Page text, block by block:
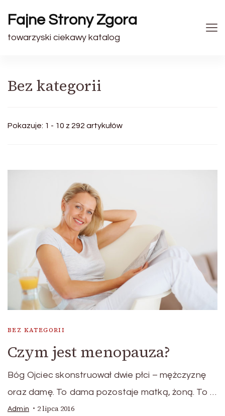
Fajne Strony Zgora
towarzyski ciekawy katalog
Bez kategorii
Pokazuje: 1 - 10 z 292 artykułów
BEZ KATEGORII
Czym jest menopauza?
Bóg Ojciec skonstruował dwie płci – mężczyznę
oraz damę. To dama pozostaje matką, żoną. To …
Admin 2 lipca 2016